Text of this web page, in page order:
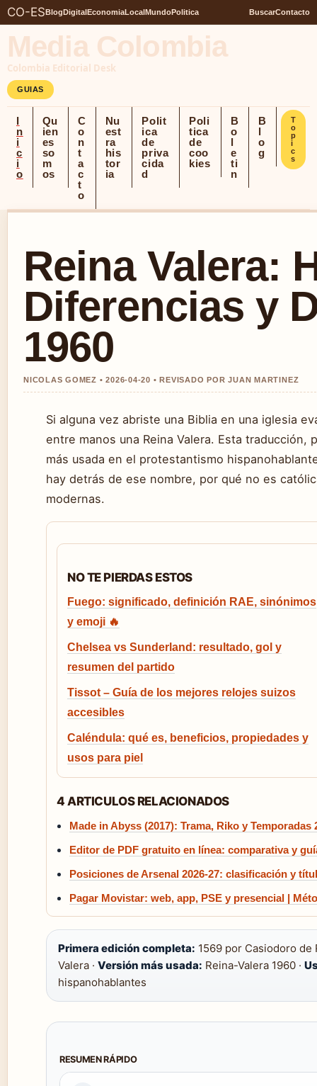
CO-ESBlogDigitalEconomiaLocalMundoPolitica BuscarContacto
Media Colombia
Colombia Editorial Desk
GUIAS
I
n
i
c
i
o
Qu
ien
es
so
m
os
C
o
n
t
a
c
t
o
Nu
est
ra
his
tor
ia
Polit
ica
de
priva
cida
d
Poli
tica
de
coo
kies
B
o
l
e
ti
n
B
l
o
g
T
o
p
i
c
s
Reina Valera:
Diferencias y
1960
NICOLAS GOMEZ • 2026-04-20 • REVISADO POR JUAN MARTINEZ
Si alguna vez abriste una Biblia en una iglesia
entre manos una Reina Valera. Esta
más usada en el protestantismo
hay detrás de ese nombre, por qué no es
modernas.
NO TE PIERDAS ESTOS
Fuego: significado, definición RAE, sinónimos
y emoji 🔥
Chelsea vs Sunderland: resultado, gol y
resumen del partido
Tissot – Guía de los mejores relojes suizos
accesibles
Caléndula: qué es, beneficios, propiedades y
usos para piel
4 ARTICULOS RELACIONADOS
Made in Abyss (2017): Trama, Riko y Temporadas
Editor de PDF gratuito en línea: comparativa y
Posiciones de Arsenal 2026-27: clasificación y
Pagar Movistar: web, app, PSE y presencial |
Primera edición completa: 1569 por Casiodoro de
Valera · Versión más usada: Reina-Valera 1960 ·
hispanohablantes
RESUMEN RÁPIDO